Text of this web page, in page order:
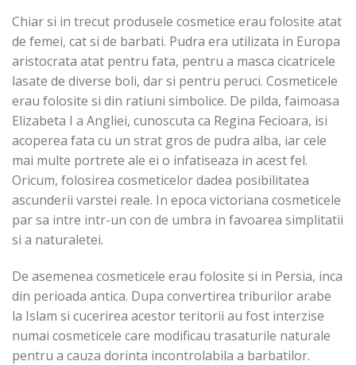
Chiar si in trecut produsele cosmetice erau folosite atat
de femei, cat si de barbati. Pudra era utilizata in Europa
aristocrata atat pentru fata, pentru a masca cicatricele
lasate de diverse boli, dar si pentru peruci. Cosmeticele
erau folosite si din ratiuni simbolice. De pilda, faimoasa
Elizabeta I a Angliei, cunoscuta ca Regina Fecioara, isi
acoperea fata cu un strat gros de pudra alba, iar cele
mai multe portrete ale ei o infatiseaza in acest fel.
Oricum, folosirea cosmeticelor dadea posibilitatea
ascunderii varstei reale. In epoca victoriana cosmeticele
par sa intre intr-un con de umbra in favoarea simplitatii
si a naturaletei.
De asemenea cosmeticele erau folosite si in Persia, inca
din perioada antica. Dupa convertirea triburilor arabe
la Islam si cucerirea acestor teritorii au fost interzise
numai cosmeticele care modificau trasaturile naturale
pentru a cauza dorinta incontrolabila a barbatilor.